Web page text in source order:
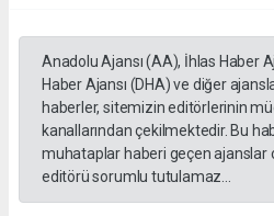
Anadolu Ajansı (AA), İhlas Haber
Haber Ajansı (DHA) ve diğer
haberler, sitemizin editörlerinin
kanallarından çekilmektedir. Bu
muhataplar haberi geçen ajanslar
editörü sorumlu tutulamaz...